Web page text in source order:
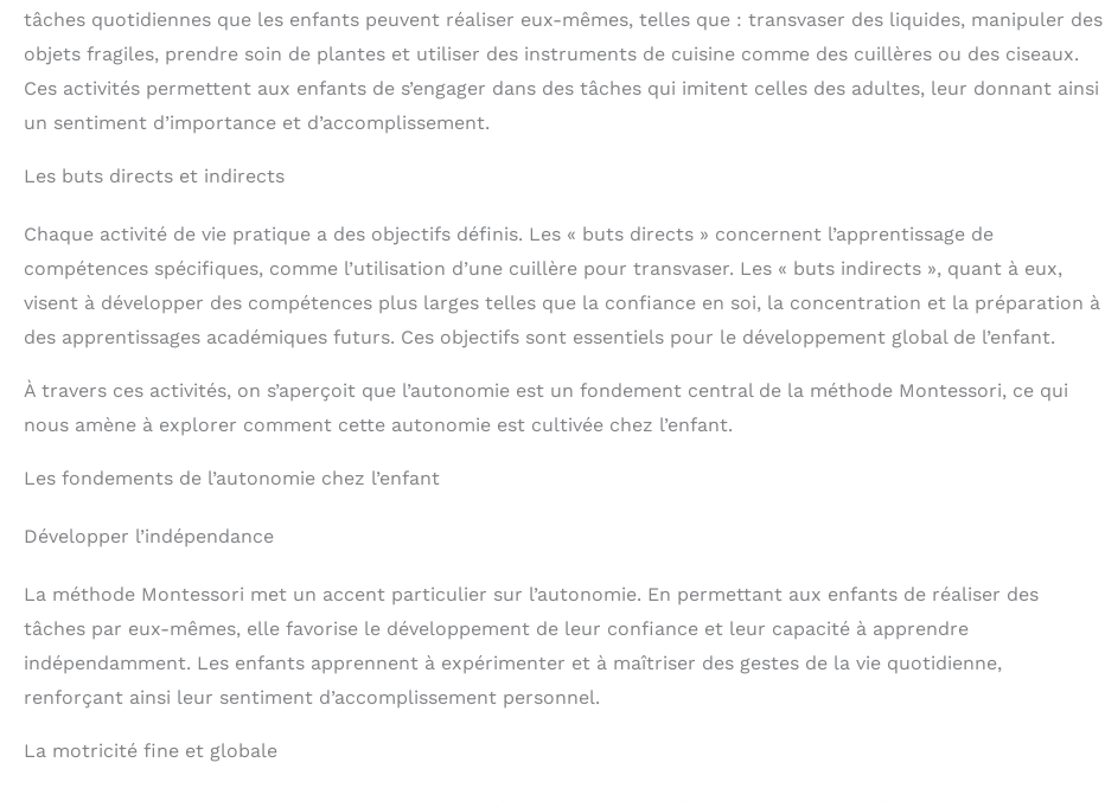
tâches quotidiennes que les enfants peuvent réaliser eux-mêmes, telles que : transvaser des liquides, manipuler des
objets fragiles, prendre soin de plantes et utiliser des instruments de cuisine comme des cuillères ou des ciseaux.
Ces activités permettent aux enfants de s’engager dans des tâches qui imitent celles des adultes, leur donnant ainsi
un sentiment d’importance et d’accomplissement.
Les buts directs et indirects
Chaque activité de vie pratique a des objectifs définis. Les « buts directs » concernent l’apprentissage de
compétences spécifiques, comme l’utilisation d’une cuillère pour transvaser. Les « buts indirects », quant à eux,
visent à développer des compétences plus larges telles que la confiance en soi, la concentration et la préparation à
des apprentissages académiques futurs. Ces objectifs sont essentiels pour le développement global de l’enfant.
À travers ces activités, on s’aperçoit que l’autonomie est un fondement central de la méthode Montessori, ce qui
nous amène à explorer comment cette autonomie est cultivée chez l’enfant.
Les fondements de l’autonomie chez l’enfant
Développer l’indépendance
La méthode Montessori met un accent particulier sur l’autonomie. En permettant aux enfants de réaliser des
tâches par eux-mêmes, elle favorise le développement de leur confiance et leur capacité à apprendre
indépendamment. Les enfants apprennent à expérimenter et à maîtriser des gestes de la vie quotidienne,
renforçant ainsi leur sentiment d’accomplissement personnel.
La motricité fine et globale